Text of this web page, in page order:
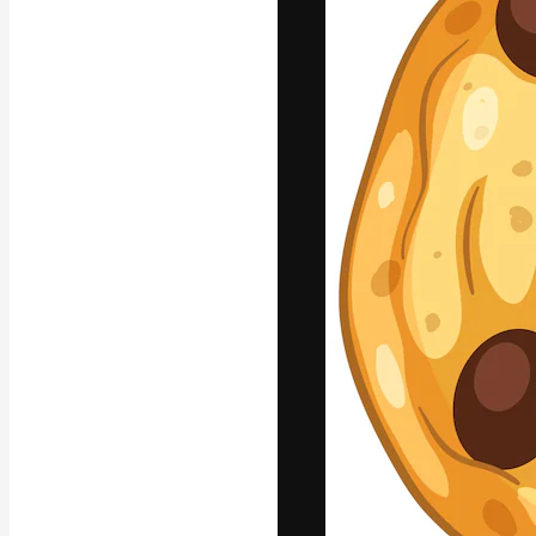
La plataforma
trabajo. Más
entre
estudios.
Español
Copyright © 2010-